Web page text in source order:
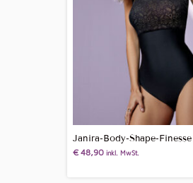
Janira-Body-Shape-Finesse
€48,90 inkl. MwSt.